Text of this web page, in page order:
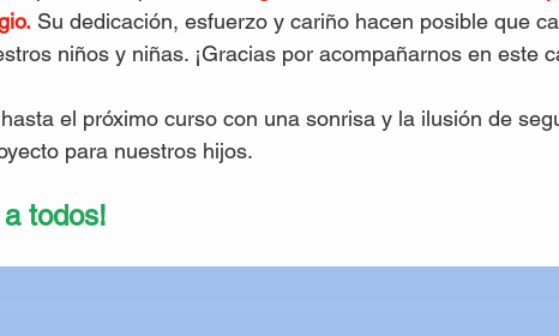
Su dedicación, esfuerzo y cariño hacen posible que
niños y niñas. ¡Gracias por acompañarnos en este
el próximo curso con una sonrisa y la ilusión de
para nuestros hijos.
a todos!